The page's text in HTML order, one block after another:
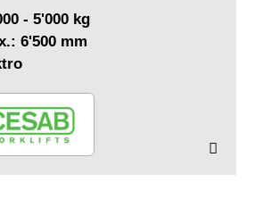
- 5'000 kg
6'500 mm